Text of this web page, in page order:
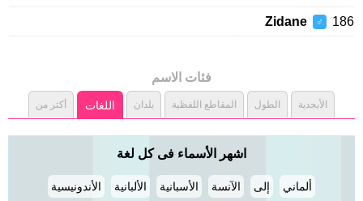
186
♂
Zidane
فئات الاسم
الأبجدية الطول المقاطع اللفظية بلدان اللغات أكثر من
اشهر الأسماء فى كل لغة
ألماني إلى الآنسة الأسبانية الألبانية الأندونيسية